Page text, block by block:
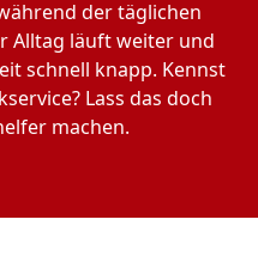
der täglichen
Alltag läuft weiter und
schnell knapp. Kennst
Lass das doch
machen.